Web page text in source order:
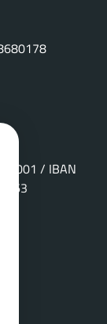
/ IBAN